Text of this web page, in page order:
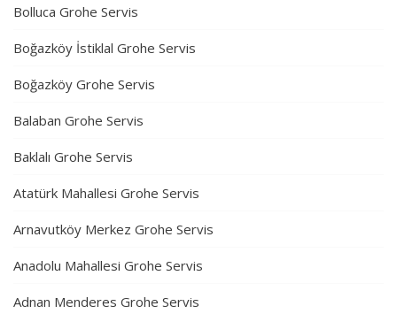
Bolluca Grohe Servis
Boğazköy İstiklal Grohe Servis
Boğazköy Grohe Servis
Balaban Grohe Servis
Baklalı Grohe Servis
Atatürk Mahallesi Grohe Servis
Arnavutköy Merkez Grohe Servis
Anadolu Mahallesi Grohe Servis
Adnan Menderes Grohe Servis